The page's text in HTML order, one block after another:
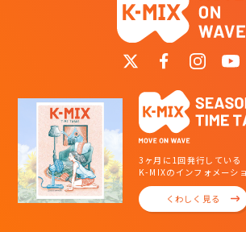
3ヶ月に1回発行している
K-MIXのインフォメーシ
くわしく見る